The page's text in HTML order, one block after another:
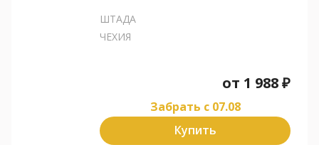
ШТАДА
ЧЕХИЯ
от 1 988₽
Забрать c 07.08
Купить